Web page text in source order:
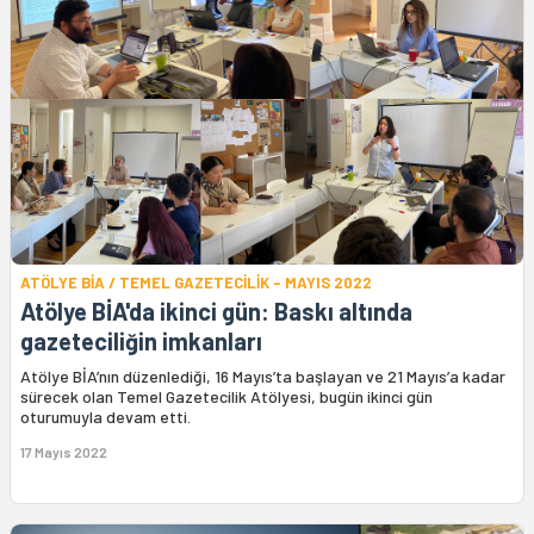
ATÖLYE BİA / TEMEL GAZETECİLİK - MAYIS 2022
Atölye BİA'da ikinci gün: Baskı altında
gazeteciliğin imkanları
Atölye BİA’nın düzenlediği, 16 Mayıs’ta başlayan ve 21 Mayıs’a kadar
sürecek olan Temel Gazetecilik Atölyesi, bugün ikinci gün
oturumuyla devam etti.
17 Mayıs 2022